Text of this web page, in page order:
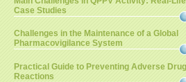
Case Studies
Challenges in the Maintenance of a Global
Pharmacovigilance System
Practical Guide to Preventing Adverse Drug
Reactions